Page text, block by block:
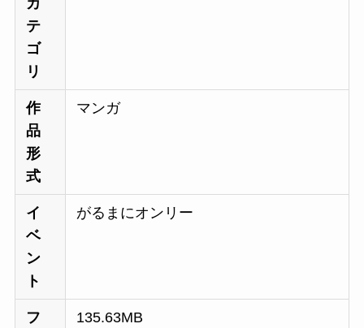
カ
テ
ゴ
リ
作
品
形
式
マンガ
イ
ベ
ン
ト
がるまにオンリー
フ
135.63MB